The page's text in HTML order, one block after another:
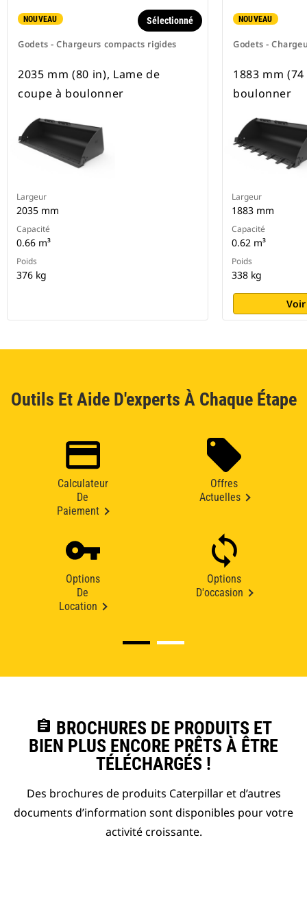
NOUVEAU
Godets - Chargeurs compacts rigides
Sélectionné
2035 mm (80 in), Lame de
coupe à boulonner
Largeur
2035 mm
Capacité
0.66 m³
Poids
376 kg
NOUVEAU
Godets -
1883 mm
boulonner
Largeur
1883 mm
Capacité
0.62 m³
Poids
338 kg
Outils Et Aide D'experts À Chaque Étape
Calculateur
De
Paiement
Offres
Actuelles
Options
De
Location
Options
D'occasion
assignment BROCHURES DE PRODUITS ET
BIEN PLUS ENCORE PRÊTS À ÊTRE
TÉLÉCHARGÉS !
Des brochures de produits Caterpillar et d’autres
documents d’information sont disponibles pour votre
activité croissante.